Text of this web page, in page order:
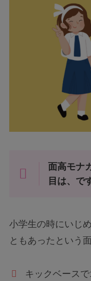
面高モナ
目は、で
小学生の時にいじ
ともあったという
キックベース